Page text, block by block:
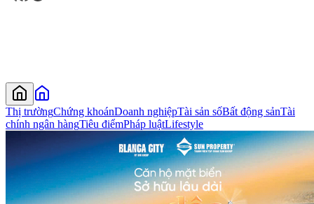
Thị trườngChứng khoánDoanh nghiệpTài sản sốBất động sảnTài
chính ngân hàngTiêu điểmPháp luậtLifestyle